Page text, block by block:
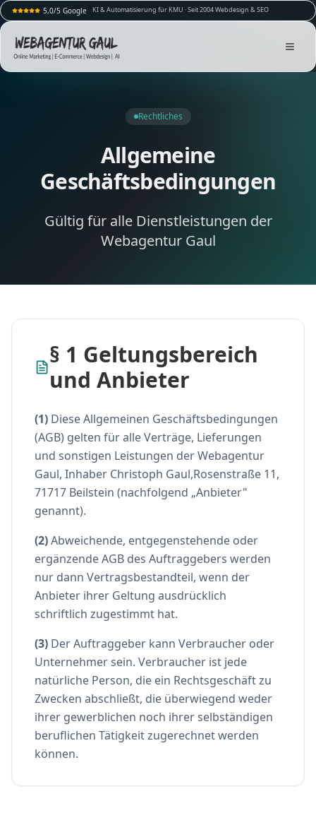
5,0/5 Google KI & Automatisierung für KMU · Seit 2004 Webdesign & SEO
Rechtliches
Allgemeine
Geschäftsbedingungen
Gültig für alle Dienstleistungen der
Webagentur Gaul
§ 1 Geltungsbereich
und Anbieter
(1) Diese Allgemeinen Geschäftsbedingungen
(AGB) gelten für alle Verträge, Lieferungen
und sonstigen Leistungen der Webagentur
Gaul, Inhaber Christoph Gaul,Rosenstraße 11,
71717 Beilstein (nachfolgend „Anbieter"
genannt).
(2)Abweichende, entgegenstehende oder
ergänzende AGB des Auftraggebers werden
nur dann Vertragsbestandteil, wenn der
Anbieter ihrer Geltung ausdrücklich
schriftlich zugestimmt hat.
(3) Der Auftraggeber kann Verbraucher oder
Unternehmer sein. Verbraucher ist jede
natürliche Person, die ein Rechtsgeschäft zu
Zwecken abschließt, die überwiegend weder
ihrer gewerblichen noch ihrer selbständigen
beruflichen Tätigkeit zugerechnet werden
können.